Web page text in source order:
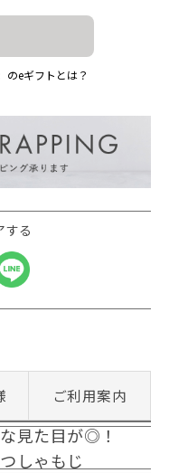
のeギフトとは？
する
ご利用案内
見た目が◎！
しゃもじ